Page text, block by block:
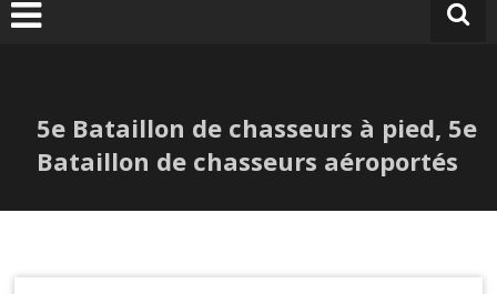
s
&
T
a
ti
5e Bataillon de chasseurs à pied, 5e
Bataillon de chasseurs aéroportés